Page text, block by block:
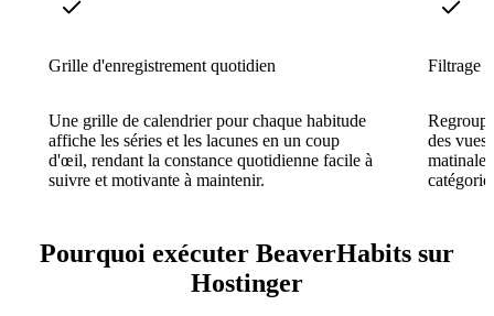
Grille d'enregistrement quotidien
Une grille de calendrier pour chaque habitude
affiche les séries et les lacunes en un coup
d'œil, rendant la constance quotidienne facile à
suivre et motivante à maintenir.
Filtrage
des
Pourquoi exécuter BeaverHabits sur
Hostinger